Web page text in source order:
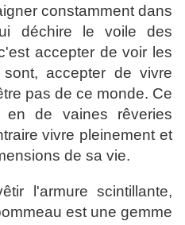
constamment dans
déchire le voile des
accepter de voir les
accepter de vivre
pas de ce monde. Ce
de vaines rêveries
vivre pleinement et
de sa vie.
l'armure scintillante,
est une gemme